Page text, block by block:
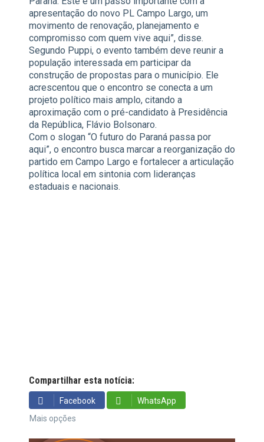
apresentação do novo PL Campo Largo, um
movimento de renovação, planejamento e
compromisso com quem vive aqui”, disse.
Segundo Puppi, o evento também deve reunir a
população interessada em participar da
construção de propostas para o município. Ele
acrescentou que o encontro se conecta a um
projeto político mais amplo, citando a
aproximação com o pré-candidato à Presidência
da República, Flávio Bolsonaro.
Com o slogan “O futuro do Paraná passa por
aqui”, o encontro busca marcar a reorganização do
partido em Campo Largo e fortalecer a articulação
política local em sintonia com lideranças
estaduais e nacionais.
Compartilhar esta notícia:
Facebook
WhatsApp
Mais opções